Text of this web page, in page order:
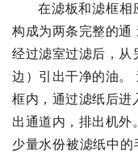
在滤板和滤框相
构成为两条完整的通
经过滤室过滤后，从
边）引出干净的油。
框内，通过滤纸后进
出通道内，排出机外
少量水份被滤纸中